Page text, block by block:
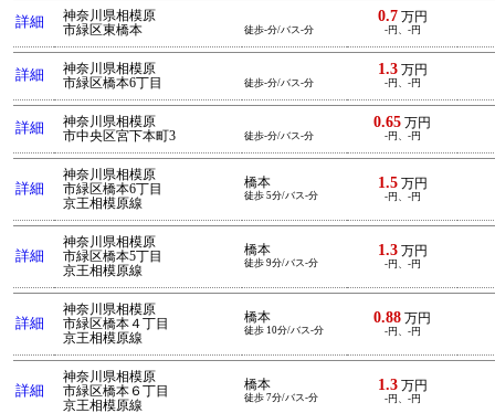
詳細
神奈川県相模原
市緑区東橋本
徒歩-分/バス-分
0.7万円
-円、-円
詳細
神奈川県相模原
市緑区橋本6丁目
徒歩-分/バス-分
1.3万円
-円、-円
詳細
神奈川県相模原
市中央区宮下本町3
徒歩-分/バス-分
0.65 万円
-円、-円
詳細
神奈川県相模原
市緑区橋本6丁目
京王相模原線
橋本
徒歩 5分/バス-分
1.5万円
-円、-円
詳細
神奈川県相模原
市緑区橋本5丁目
京王相模原線
橋本
徒歩 9分/バス-分
1.3万円
-円、-円
詳細
神奈川県相模原
市緑区橋本４丁目
京王相模原線
橋本
徒歩 10分/バス-分
0.88 万円
-円、-円
詳細
神奈川県相模原
市緑区橋本６丁目
京王相模原線
橋本
徒歩 7分/バス-分
1.3万円
-円、-円